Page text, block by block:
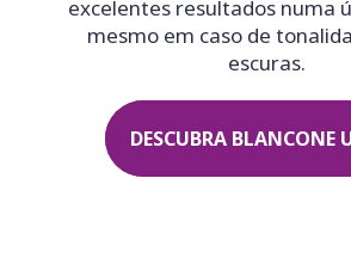
excelentes resultados numa
mesmo em caso de
escuras.
DESCUBRA BLANCONE